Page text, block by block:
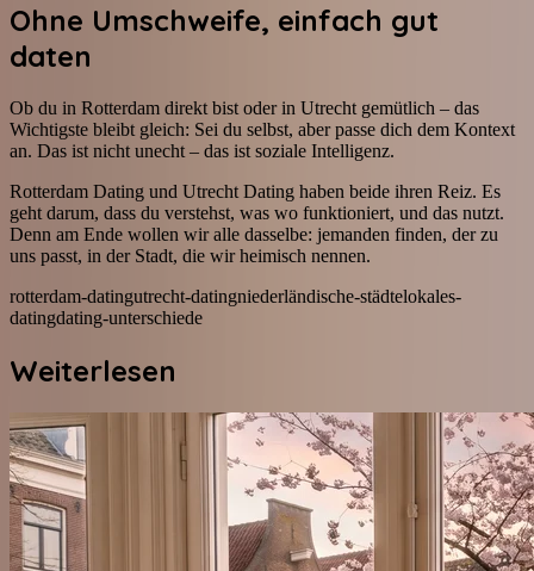
Ohne Umschweife, einfach gut
daten
Ob du in Rotterdam direkt bist oder in Utrecht gemütlich – das
Wichtigste bleibt gleich: Sei du selbst, aber passe dich dem Kontext
an. Das ist nicht unecht – das ist soziale Intelligenz.
Rotterdam Dating und Utrecht Dating haben beide ihren Reiz. Es
geht darum, dass du verstehst, was wo funktioniert, und das nutzt.
Denn am Ende wollen wir alle dasselbe: jemanden finden, der zu
uns passt, in der Stadt, die wir heimisch nennen.
rotterdam-datingutrecht-datingniederländische-städtelokales-
datingdating-unterschiede
Weiterlesen